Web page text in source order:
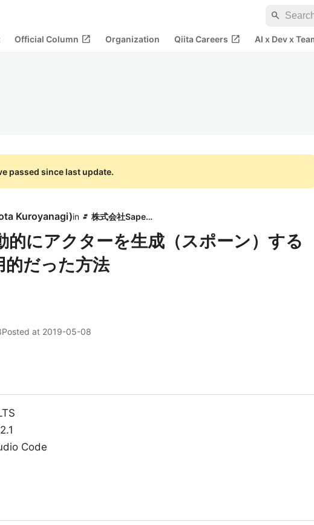
search
Official Column open_in_new Organization Qiita Careers open_in_new AI x Dev x
passed since last update.
Kuroyanagi)in 株式会社Sapeet
にアクターを生成（スポーン）する
的だった方法
Posted at 2019-05-08
Code